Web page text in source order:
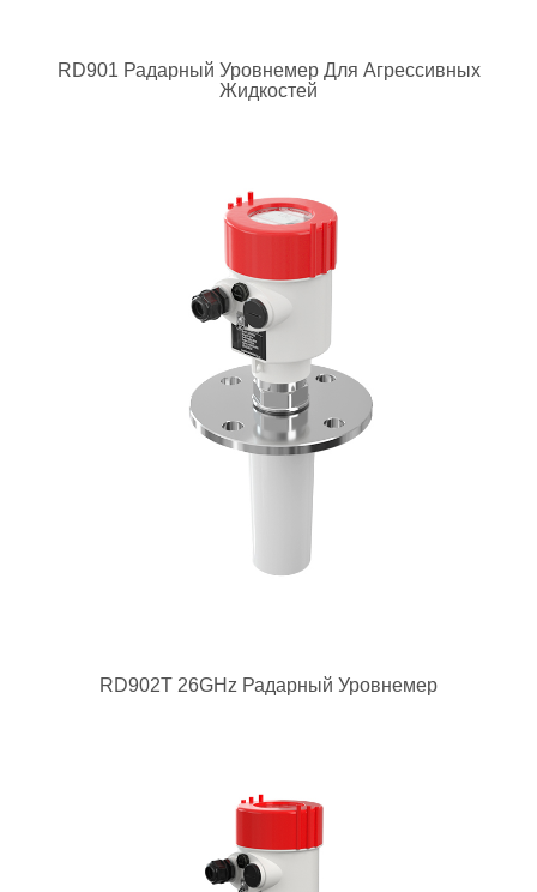
RD901 Радарный Уровнемер Для Агрессивных
Жидкостей
RD902T 26GHz Радарный Уровнемер